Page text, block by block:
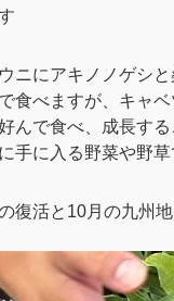
ニにアキノノゲシ
食べますが、キャ
んで食べ、成長す
手に入る野菜や野
復活と 10月の九州